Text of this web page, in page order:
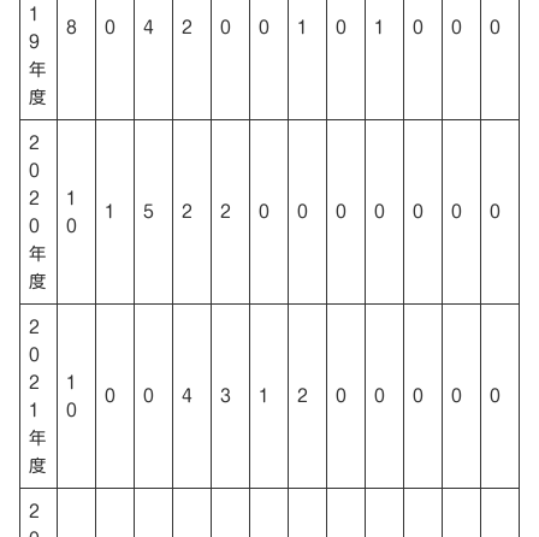
1
9
年
度
8 0 4 2 0 0 1 0 1 0 0 0
2
0
2
0
年
度
1
0
1 5 2 2 0 0 0 0 0 0 0
2
0
2
1
年
度
1
0
0 0 4 3 1 2 0 0 0 0 0
2